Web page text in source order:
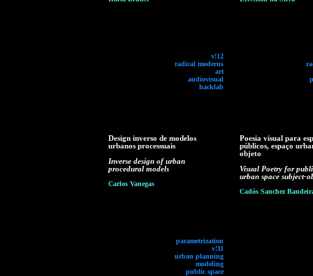
v!12
radical moderns
art
audiovisual
hacklab
Design inverso de modelos
urbanos processuais
Inverse design of urban
procedural models
Carlos Vanegas
parametrization
v!11
urban planning
modeling
public space
Poesia visual para
públicos, espaço
objeto
Visual Poetry for
urban space subject-
Cadós Sanchez